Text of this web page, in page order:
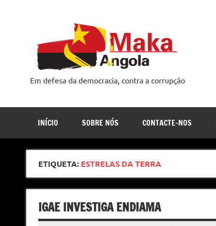
Em defesa da democracia, contra a corrupção
INÍCIO SOBRE NÓS CONTACTE-NOS
ETIQUETA: ESTRELAS DA TERRA
IGAE INVESTIGA ENDIAMA